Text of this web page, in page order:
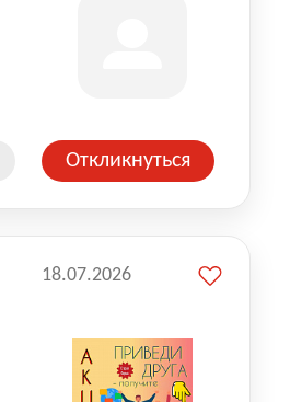
Откликнуться
18.07.2026